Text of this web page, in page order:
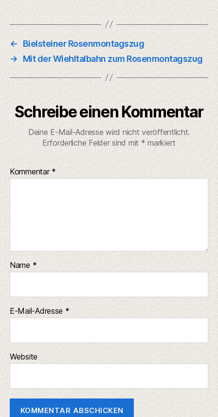
←
Bielsteiner Rosenmontagszug
→
Mit der Wiehltalbahn zum Rosenmontagszug
Schreibe einen Kommentar
Deine E-Mail-Adresse wird nicht veröffentlicht.
Erforderliche Felder sind mit * markiert
Kommentar *
Name*
E-Mail-Adresse *
Website